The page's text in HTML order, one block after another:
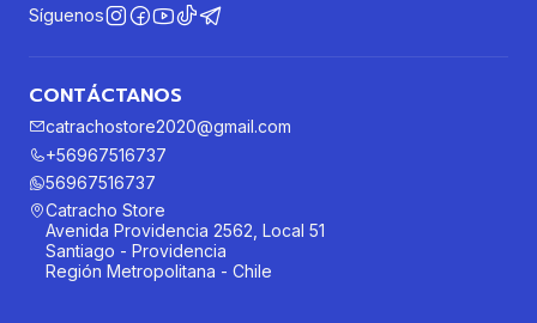
Síguenos
CONTÁCTANOS
catrachostore2020@gmail.com
+56967516737
56967516737
Catracho Store
Avenida Providencia 2562, Local 51
Santiago - Providencia
Región Metropolitana - Chile